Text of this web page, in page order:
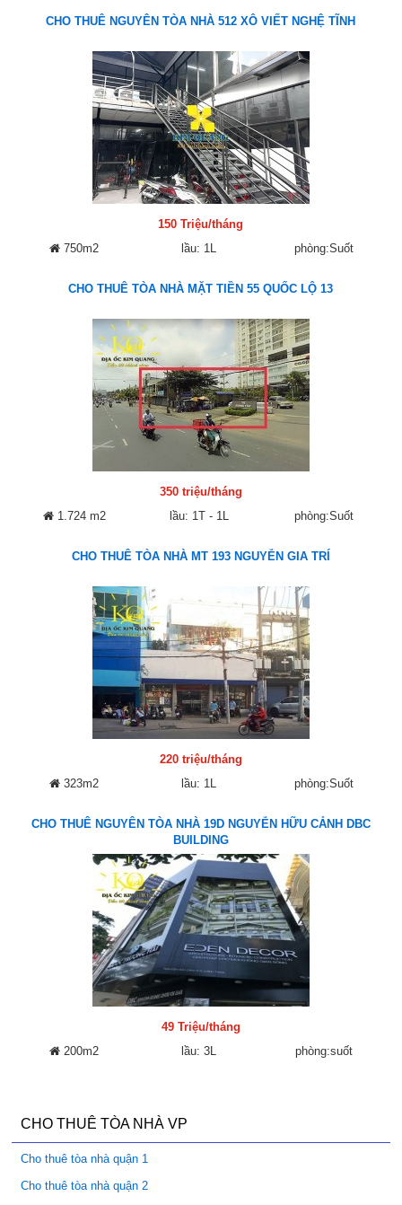
CHO THUÊ NGUYÊN TÒA NHÀ 512 XÔ VIẾT NGHỆ TĨNH
150 Triệu/tháng
750m2
lầu: 1L phòng:Suốt
CHO THUÊ TÒA NHÀ MẶT TIỀN 55 QUỐC LỘ 13
350 triệu/tháng
1.724 m2
lầu: 1T - 1L phòng:Suốt
CHO THUÊ TÒA NHÀ MT 193 NGUYỄN GIA TRÍ
220 triệu/tháng
323m2
lầu: 1L phòng:Suốt
CHO THUÊ NGUYÊN TÒA NHÀ 19D NGUYỄN HỮU CẢNH DBC
BUILDING
49 Triệu/tháng
200m2
lầu: 3L phòng:suốt
CHO THUÊ TÒA NHÀ VP
Cho thuê tòa nhà quận 1
Cho thuê tòa nhà quận 2